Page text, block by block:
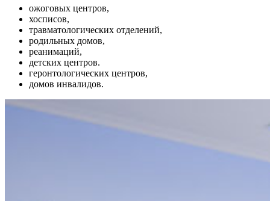
ожоговых центров,
хосписов,
травматологических отделений,
родильных домов,
реанимаций,
детских центров.
геронтологических центров,
домов инвалидов.